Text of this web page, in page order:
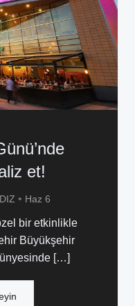
et!
• Haz 6
bir etkinlikle
Büyükşehir
[…]